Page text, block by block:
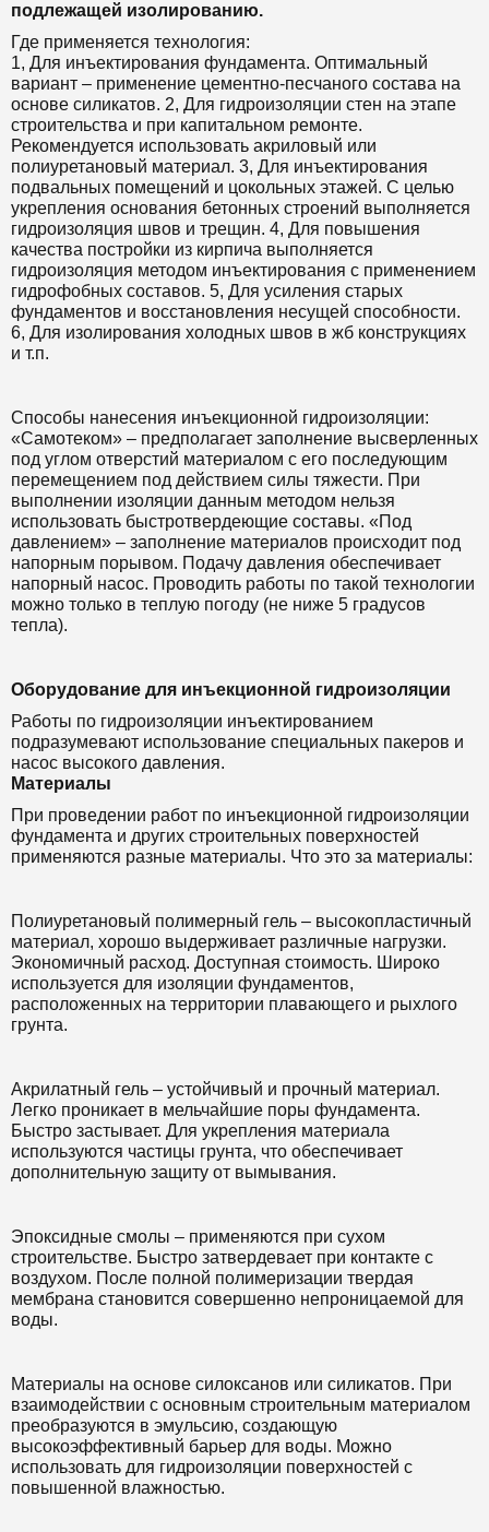
подлежащей изолированию.
Где применяется технология:
1, Для инъектирования фундамента. Оптимальный
вариант – применение цементно-песчаного состава на
основе силикатов. 2, Для гидроизоляции стен на этапе
строительства и при капитальном ремонте.
Рекомендуется использовать акриловый или
полиуретановый материал. 3, Для инъектирования
подвальных помещений и цокольных этажей. С целью
укрепления основания бетонных строений выполняется
гидроизоляция швов и трещин. 4, Для повышения
качества постройки из кирпича выполняется
гидроизоляция методом инъектирования с применением
гидрофобных составов. 5, Для усиления старых
фундаментов и восстановления несущей способности.
6, Для изолирования холодных швов в жб конструкциях
и т.п.
Способы нанесения инъекционной гидроизоляции:
«Самотеком» – предполагает заполнение высверленных
под углом отверстий материалом с его последующим
перемещением под действием силы тяжести. При
выполнении изоляции данным методом нельзя
использовать быстротвердеющие составы. «Под
давлением» – заполнение материалов происходит под
напорным порывом. Подачу давления обеспечивает
напорный насос. Проводить работы по такой технологии
можно только в теплую погоду (не ниже 5 градусов
тепла).
Оборудование для инъекционной гидроизоляции
Работы по гидроизоляции инъектированием
подразумевают использование специальных пакеров и
насос высокого давления.
Материалы
При проведении работ по инъекционной гидроизоляции
фундамента и других строительных поверхностей
применяются разные материалы. Что это за материалы:
Полиуретановый полимерный гель – высокопластичный
материал, хорошо выдерживает различные нагрузки.
Экономичный расход. Доступная стоимость. Широко
используется для изоляции фундаментов,
расположенных на территории плавающего и рыхлого
грунта.
Акрилатный гель – устойчивый и прочный материал.
Легко проникает в мельчайшие поры фундамента.
Быстро застывает. Для укрепления материала
используются частицы грунта, что обеспечивает
дополнительную защиту от вымывания.
Эпоксидные смолы – применяются при сухом
строительстве. Быстро затвердевает при контакте с
воздухом. После полной полимеризации твердая
мембрана становится совершенно непроницаемой для
воды.
Материалы на основе силоксанов или силикатов. При
взаимодействии с основным строительным материалом
преобразуются в эмульсию, создающую
высокоэффективный барьер для воды. Можно
использовать для гидроизоляции поверхностей с
повышенной влажностью.